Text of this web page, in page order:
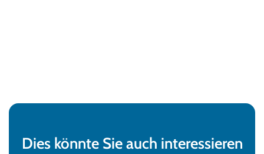
Dies könnte Sie auch interessieren